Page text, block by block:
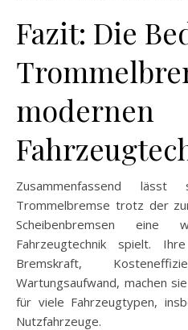
Fazit: Die
modernen
Zusammenfassend
Trommelbremse trotz der
Scheibenbremsen
Fahrzeugtechnik spielt.
Bremskraft,
Wartungsaufwand, machen
für viele Fahrzeugtypen,
Nutzfahrzeuge.